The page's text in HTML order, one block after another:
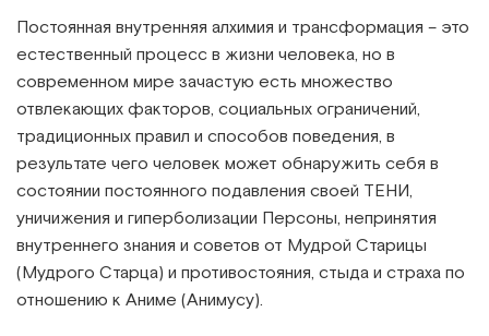
Постоянная внутренняя алхимия и трансформация – это
естественный процесс в жизни человека, но в
современном мире зачастую есть множество
отвлекающих факторов, социальных ограничений,
традиционных правил и способов поведения, в
результате чего человек может обнаружить себя в
состоянии постоянного подавления своей ТЕНИ,
уничижения и гиперболизации Персоны, непринятия
внутреннего знания и советов от Мудрой Старицы
(Мудрого Старца) и противостояния, стыда и страха по
отношению к Аниме (Анимусу).